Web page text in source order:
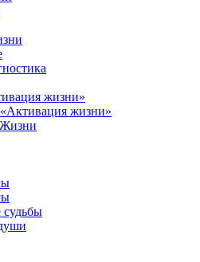
жизни»
жизни»
судьбы